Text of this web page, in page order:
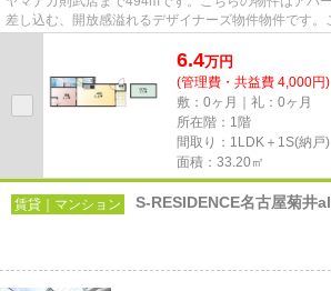
差し込む、開放感溢れるデザイナーズ物件物件です
6.4万円
(管理費・共益費 4,000円)
敷：0ヶ月｜礼：0ヶ月
所在階：1階
間取り：1LDK＋1S(納戸)
面積：33.20㎡
賃貸｜マンション S-RESIDENCE名古屋菊井